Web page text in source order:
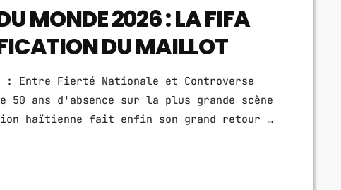
MONDE 2026 : LA FIFA
DU MAILLOT
: Entre Fierté Nationale et Controverse
ans d'absence sur la plus grande scène
haïtienne fait enfin son grand retour à
écrivent une nouvelle page de leur